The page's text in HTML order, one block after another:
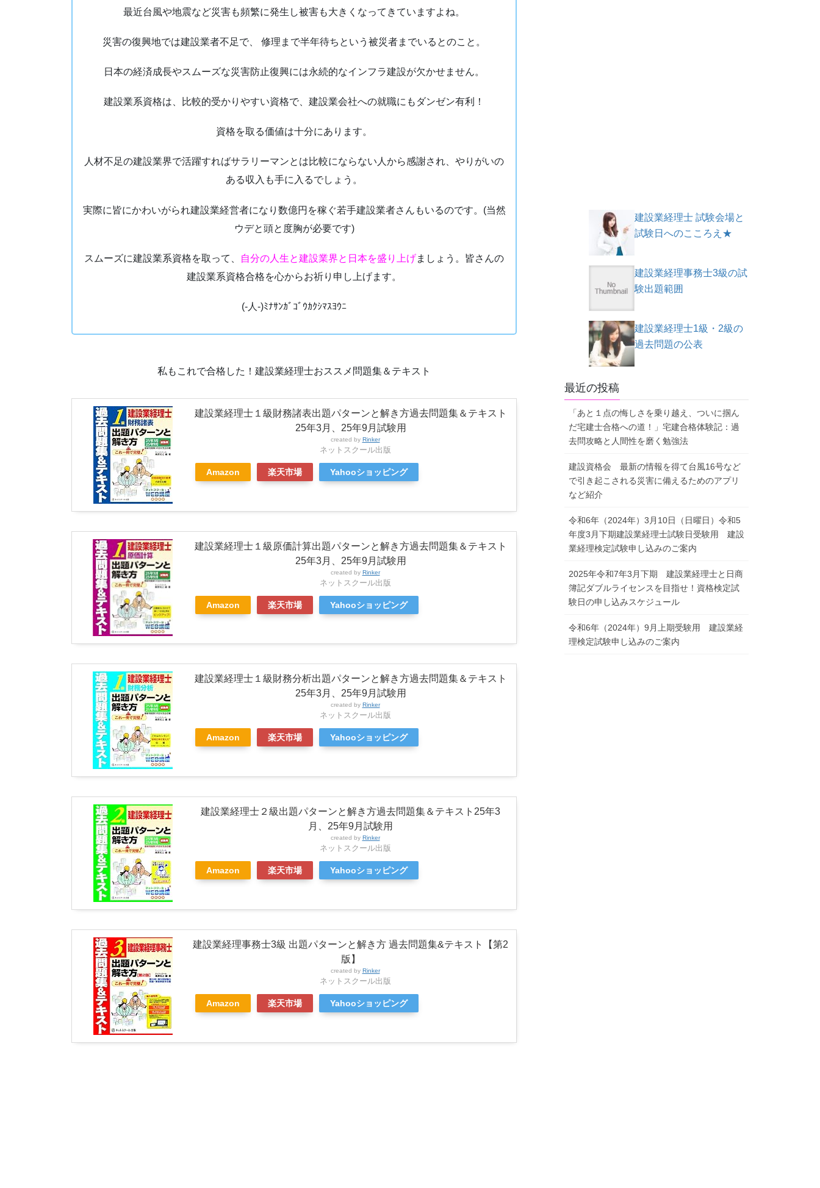
最近台風や地震など災害も頻繁に発生し被害も大きくなってきていますよね。
災害の復興地では建設業者不足で、 修理まで半年待ちという被災者までいるとのこと。
日本の経済成長やスムーズな災害防止復興には永続的なインフラ建設が欠かせません。
建設業系資格は、比較的受かりやすい資格で、建設業会社への就職にもダンゼン有利！
資格を取る価値は十分にあります。
人材不足の建設業界で活躍すればサラリーマンとは比較にならない人から感謝され、やりがいの
ある収入も手に入るでしょう。
実際に皆にかわいがられ建設業経営者になり数億円を稼ぐ若手建設業者さんもいるのです。(当然
ウデと頭と度胸が必要です)
スムーズに建設業系資格を取って、 自分の人生と建設業界と日本を盛り上げましょう。皆さんの
建設業系資格合格を心からお祈り申し上げます。
(-人-)ﾐﾅｻﾝｶﾞｺﾞｳｶｸｼﾏｽﾖｳﾆ
私もこれで合格した！建設業経理士おススメ問題集＆テキスト
建設業経理士１級財務諸表出題パターンと解き方過去問題集＆テキスト
25年3月、25年9月試験用
created by Rinker
ネットスクール出版
Amazon 楽天市場 Yahooショッピング
建設業経理士１級原価計算出題パターンと解き方過去問題集＆テキスト
25年3月、25年9月試験用
created by Rinker
ネットスクール出版
Amazon 楽天市場 Yahooショッピング
建設業経理士１級財務分析出題パターンと解き方過去問題集＆テキスト
25年3月、25年9月試験用
created by Rinker
ネットスクール出版
Amazon 楽天市場 Yahooショッピング
建設業経理士２級出題パターンと解き方過去問題集＆テキスト25年3
月、25年9月試験用
created by Rinker
ネットスクール出版
Amazon 楽天市場 Yahooショッピング
建設業経理事務士3級 出題パターンと解き方 過去問題集&テキスト【第2
版】
created by Rinker
ネットスクール出版
Amazon 楽天市場 Yahooショッピング
建設業経理士 試験会場と
試験日へのこころえ★
建設業経理事務士3級の試
験出題範囲
建設業経理士1級・2級の
過去問題の公表
最近の投稿
「あと１点の悔しさを乗り越え、ついに掴ん
だ宅建士合格への道！」宅建合格体験記：過
去問攻略と人間性を磨く勉強法
建設資格会 最新の情報を得て台風16号など
で引き起こされる災害に備えるためのアプリ
など紹介
令和6年（2024年）3月10日（日曜日）令和5
年度3月下期建設業経理士試験日受験用 建設
業経理検定試験申し込みのご案内
2025年令和7年3月下期 建設業経理士と日商
簿記ダブルライセンスを目指せ！資格検定試
験日の申し込みスケジュール
令和6年（2024年）9月上期受験用 建設業経
理検定試験申し込みのご案内